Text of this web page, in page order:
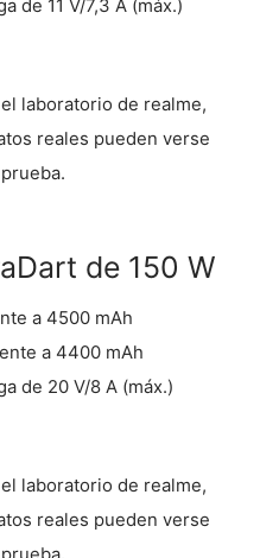
de 11 V/7,3 A (máx.)
laboratorio de realme,
reales pueden verse
de 150 W
a 4500 mAh
a 4400 mAh
de 20 V/8 A (máx.)
laboratorio de realme,
reales pueden verse